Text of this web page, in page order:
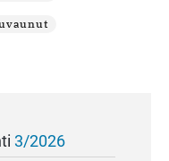
3/2026